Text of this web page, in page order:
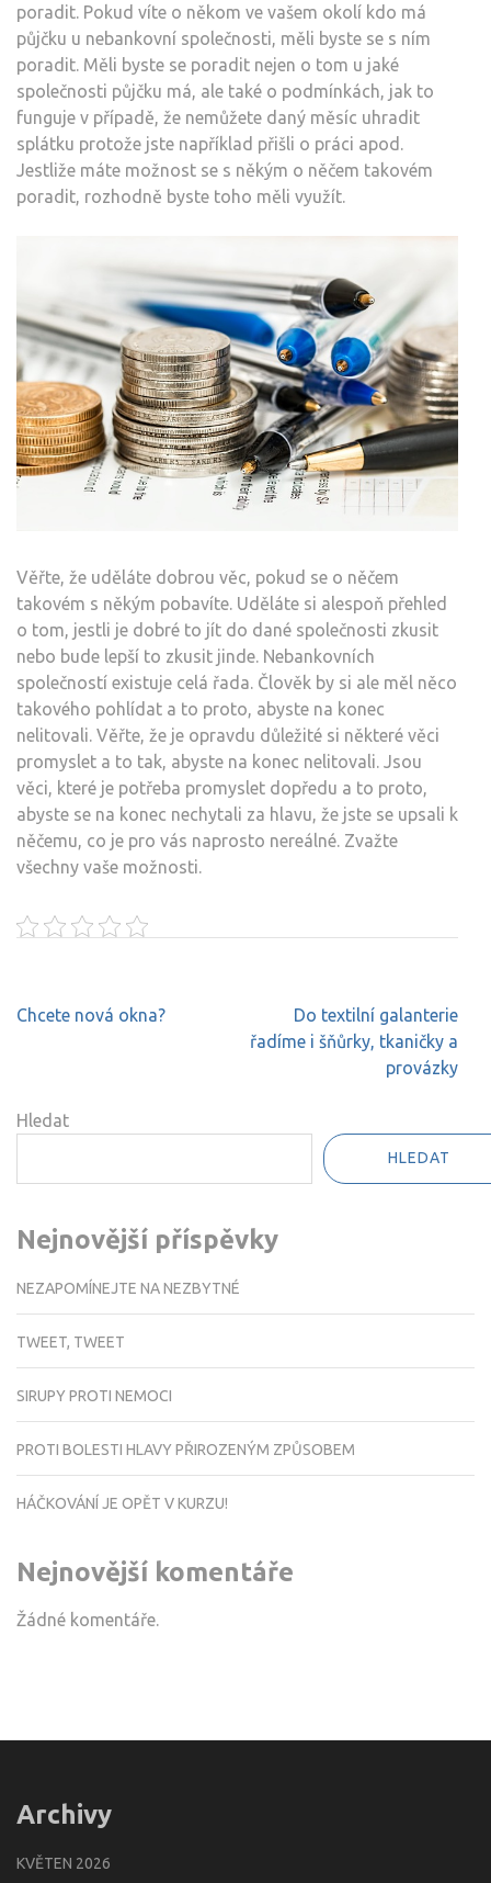
poradit. Pokud víte o někom ve vašem okolí kdo má
půjčku u nebankovní společnosti, měli byste se s ním
poradit. Měli byste se poradit nejen o tom u jaké
společnosti půjčku má, ale také o podmínkách, jak to
funguje v případě, že nemůžete daný měsíc uhradit
splátku protože jste například přišli o práci apod.
Jestliže máte možnost se s někým o něčem takovém
poradit, rozhodně byste toho měli využít.
Věřte, že uděláte dobrou věc, pokud se o něčem
takovém s někým pobavíte. Uděláte si alespoň přehled
o tom, jestli je dobré to jít do dané společnosti zkusit
nebo bude lepší to zkusit jinde. Nebankovních
společností existuje celá řada. Člověk by si ale měl něco
takového pohlídat a to proto, abyste na konec
nelitovali. Věřte, že je opravdu důležité si některé věci
promyslet a to tak, abyste na konec nelitovali. Jsou
věci, které je potřeba promyslet dopředu a to proto,
abyste se na konec nechytali za hlavu, že jste se upsali k
něčemu, co je pro vás naprosto nereálné. Zvažte
všechny vaše možnosti.
Navigace
Chcete nová okna?
Do textilní galanterie
řadíme i šňůrky, tkaničky a
provázky
Hledat
HLEDAT
Nejnovější příspěvky
NEZAPOMÍNEJTE NA NEZBYTNÉ
TWEET, TWEET
SIRUPY PROTI NEMOCI
PROTI BOLESTI HLAVY PŘIROZENÝM ZPŮSOBEM
HÁČKOVÁNÍ JE OPĚT V KURZU!
Nejnovější komentáře
Žádné komentáře.
Archivy
KVĚTEN 2026